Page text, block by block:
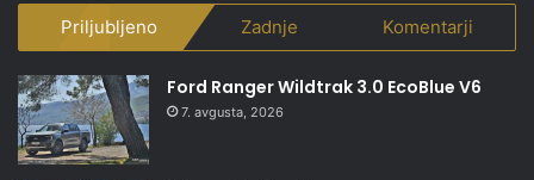
Priljubljeno Zadnje Komentarji
Ford Ranger Wildtrak 3.0 EcoBlue V6
7. avgusta, 2026